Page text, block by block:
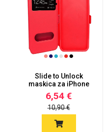
Slide to Unlock
maskica za iPhone
XR - Više bo...
6,54 €
10,90 €
Za njega
Svijet životinja